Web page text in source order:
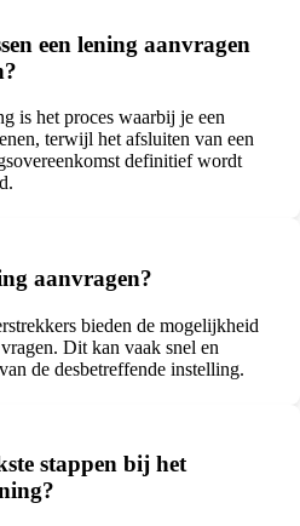
een lening aanvragen
is het proces waarbij je een
terwijl het afsluiten van een
definitief wordt
aanvragen?
bieden de mogelijkheid
Dit kan vaak snel en
de desbetreffende instelling.
stappen bij het